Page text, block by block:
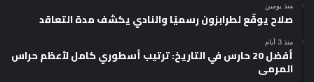
منذ يومين
صلاح يوقّع لطرابزون رسميًا والنادي يكشف مدة التعاقد
منذ 3 أيام
أفضل 20 حارس في التاريخ: ترتيب أسطوري كامل لأعظم حراس
المرمى